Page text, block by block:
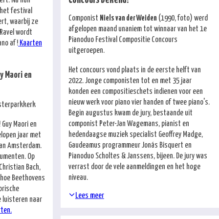
festival
waarbij ze
wordt
af! Kaarten
Maori en
Maori en
jaar met
Amsterdam.
Op
Bach,
Beethovens
luisteren naar
Componist Niels van der Weiden (1990, foto) werd
afgelopen maand unaniem tot winnaar van het 1e
Pianoduo Festival Compositie Concours
uitgeroepen.
Het concours vond plaats in de eerste helft van
2022. Jonge componisten tot en met 35 jaar
konden een compositieschets indienen voor een
nieuw werk voor piano vier handen of twee piano's.
Begin augustus kwam de jury, bestaande uit
componist Peter-Jan Wagemans, pianist en
hedendaagse muziek specialist Geoffrey Madge,
Gaudeamus programmeur Jonás Bisquert en
Pianoduo Scholtes & Janssens, bijeen. De jury was
verrast door de vele aanmeldingen en het hoge
niveau.
Lees meer